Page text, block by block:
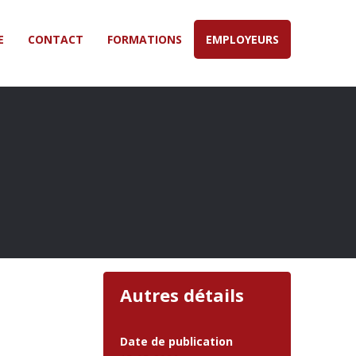
CONTACT FORMATIONS EMPLOYEURS
Autres détails
Date de publication